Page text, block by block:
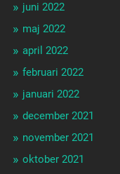
juni 2022
maj 2022
april 2022
februari 2022
januari 2022
december 2021
november 2021
oktober 2021